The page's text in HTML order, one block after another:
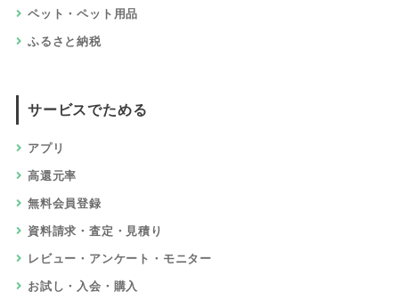
ペット・ペット用品
ふるさと納税
サービスでためる
アプリ
高還元率
無料会員登録
資料請求・査定・見積り
レビュー・アンケート・モニター
お試し・入会・購入